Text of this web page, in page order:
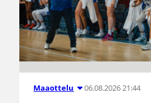
Maaottelu 06.08.2026 21:44